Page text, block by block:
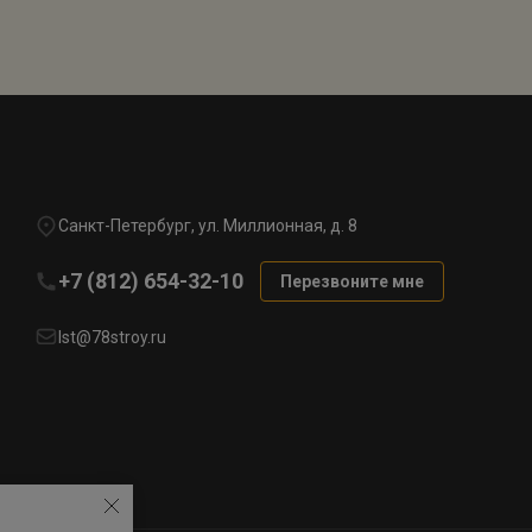
Санкт-Петербург, ул. Миллионная, д. 8
+7 (812) 654-32-10 Перезвоните мне
lst@78stroy.ru